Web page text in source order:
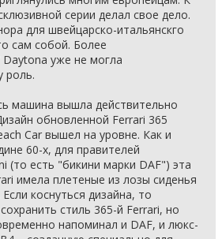
серии делал свое дело.
для швейцарско-итальянскго
сам собой. Более
уже не могла
роль.
машина вышла действительно
обновленной Ferrari 365
Car вышел на уровне. Как и
60-х, для правителей
(то есть "бикини марки DAF") эта
имела плетеные из лозы сиденья
коснуться дизайна, то
стиль 365-й Ferrari, но
напоминал и DAF, и люкс-